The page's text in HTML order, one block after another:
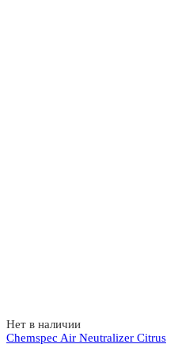
Нет в наличии
Chemspec Air Neutralizer Citrus